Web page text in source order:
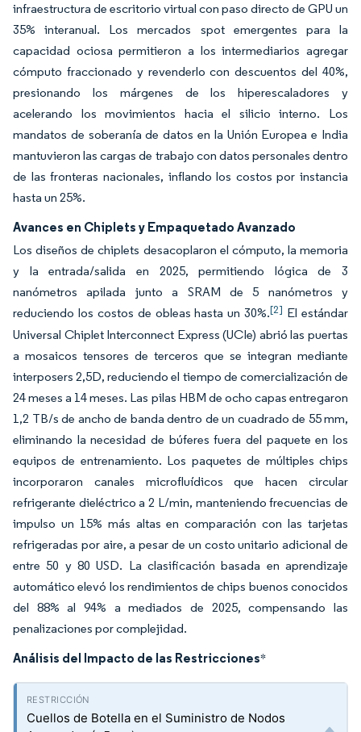
infraestructura de escritorio virtual con paso directo de GPU un
35% interanual. Los mercados spot emergentes para la
capacidad ociosa permitieron a los intermediarios agregar
cómputo fraccionado y revenderlo con descuentos del 40%,
presionando los márgenes de los hiperescaladores y
acelerando los movimientos hacia el silicio interno. Los
mandatos de soberanía de datos en la Unión Europea e India
mantuvieron las cargas de trabajo con datos personales dentro
de las fronteras nacionales, inflando los costos por instancia
hasta un 25%.
Avances en Chiplets y Empaquetado Avanzado
Los diseños de chiplets desacoplaron el cómputo, la memoria
y la entrada/salida en 2025, permitiendo lógica de 3
nanómetros apilada junto a SRAM de 5 nanómetros y
reduciendo los costos de obleas hasta un 30%.[2] El estándar
Universal Chiplet Interconnect Express (UCIe) abrió las puertas
a mosaicos tensores de terceros que se integran mediante
interposers 2,5D, reduciendo el tiempo de comercialización de
24 meses a 14 meses. Las pilas HBM de ocho capas entregaron
1,2 TB/s de ancho de banda dentro de un cuadrado de 55 mm,
eliminando la necesidad de búferes fuera del paquete en los
equipos de entrenamiento. Los paquetes de múltiples chips
incorporaron canales microfluídicos que hacen circular
refrigerante dieléctrico a 2 L/min, manteniendo frecuencias de
impulso un 15% más altas en comparación con las tarjetas
refrigeradas por aire, a pesar de un costo unitario adicional de
entre 50 y 80 USD. La clasificación basada en aprendizaje
automático elevó los rendimientos de chips buenos conocidos
del 88% al 94% a mediados de 2025, compensando las
penalizaciones por complejidad.
Análisis del Impacto de las Restricciones*
Cuellos de Botella en el Suministro de Nodos